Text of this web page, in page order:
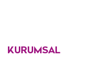
KURUMSAL